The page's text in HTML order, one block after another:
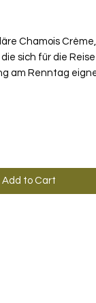
Chamois
sich für die
am Renntag
Sie reduziert
Haut mit
Add to Cart